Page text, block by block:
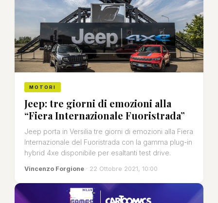
MOTORI
Jeep: tre giorni di emozioni alla
“Fiera Internazionale Fuoristrada”
Jeep porta in Versilia tre giorni di emozioni alla Fiera
Internazionale del Fuoristrada con la gamma plug-in
hybrid 4xe disponibile per esaltanti test drive.
Vincenzo Forgione · 22 Ottobre 2021, 10:00